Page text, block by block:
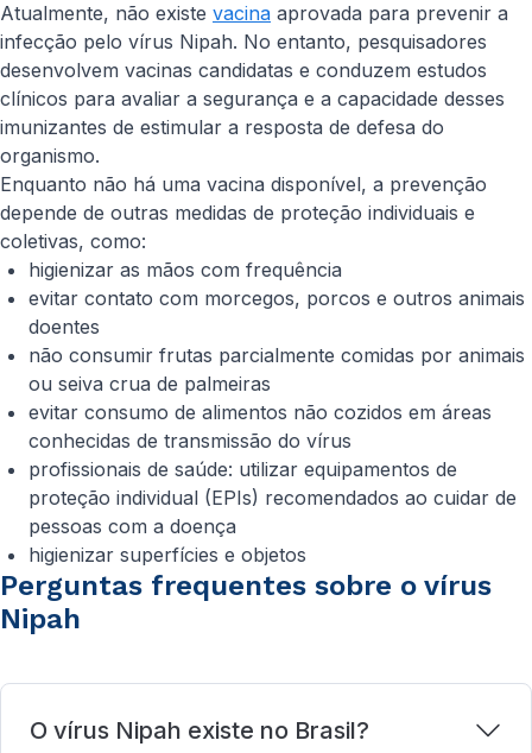
Atualmente, não existe vacina aprovada para prevenir a
infecção pelo vírus Nipah. No entanto, pesquisadores
desenvolvem vacinas candidatas e conduzem estudos
clínicos para avaliar a segurança e a capacidade desses
imunizantes de estimular a resposta de defesa do
organismo.
Enquanto não há uma vacina disponível, a prevenção
depende de outras medidas de proteção individuais e
coletivas, como:
higienizar as mãos com frequência
evitar contato com morcegos, porcos e outros animais
doentes
não consumir frutas parcialmente comidas por animais
ou seiva crua de palmeiras
evitar consumo de alimentos não cozidos em áreas
conhecidas de transmissão do vírus
profissionais de saúde: utilizar equipamentos de
proteção individual (EPIs) recomendados ao cuidar de
pessoas com a doença
higienizar superfícies e objetos
Perguntas frequentes sobre o vírus
Nipah
O vírus Nipah existe no Brasil?